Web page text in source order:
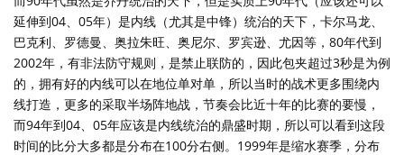
延伸到04、05年）是内线（尤其是中锋）统治的天下，卡尔马龙、
巴克利、罗德曼、奥拉朱旺、奥尼尔、罗宾逊、尤因等，80年代到
2002年，有非法防守规则，是禁止联防的，因此包夹超过3秒是为例
的，拥有好的内线可以在地位单对单，所以当时的战术更多围绕内
线打造，更多的采取半场阵地战，节奏会比近十年的比赛的要慢，
而94年到04、05年应该是内线统治的鼎盛时期，所以可以看到这段
时间的比分大多都是分布在100分右侧。1999年是缩水赛季，分布